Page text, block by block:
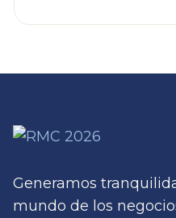
Generamos
mundo de los